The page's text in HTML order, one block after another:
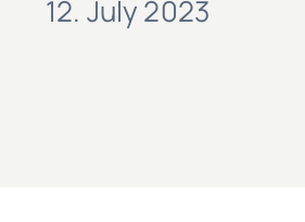
12. July 2023